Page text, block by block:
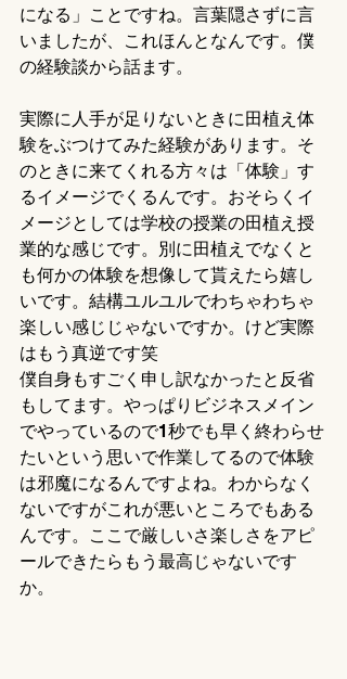
になる」ことですね。言葉隠さずに言
いましたが、これほんとなんです。僕
の経験談から話ます。
実際に人手が足りないときに田植え体
験をぶつけてみた経験があります。そ
のときに来てくれる方々は「体験」す
るイメージでくるんです。おそらくイ
メージとしては学校の授業の田植え授
業的な感じです。別に田植えでなくと
も何かの体験を想像して貰えたら嬉し
いです。結構ユルユルでわちゃわちゃ
楽しい感じじゃないですか。けど実際
はもう真逆です笑
僕自身もすごく申し訳なかったと反省
もしてます。やっぱりビジネスメイン
でやっているので1秒でも早く終わらせ
たいという思いで作業してるので体験
は邪魔になるんですよね。わからなく
ないですがこれが悪いところでもある
んです。ここで厳しいさ楽しさをアピ
ールできたらもう最高じゃないです
か。